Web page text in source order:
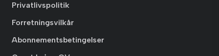
Privatlivspolitik
Forretningsvilkår
Abonnementsbetingelser